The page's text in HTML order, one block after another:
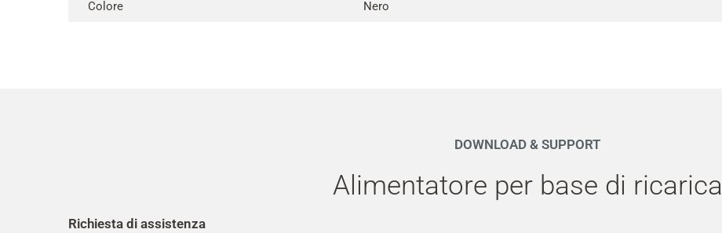
Colore Nero
DOWNLOAD & SUPPORT
Alimentatore per base di ricarica
Richiesta di assistenza